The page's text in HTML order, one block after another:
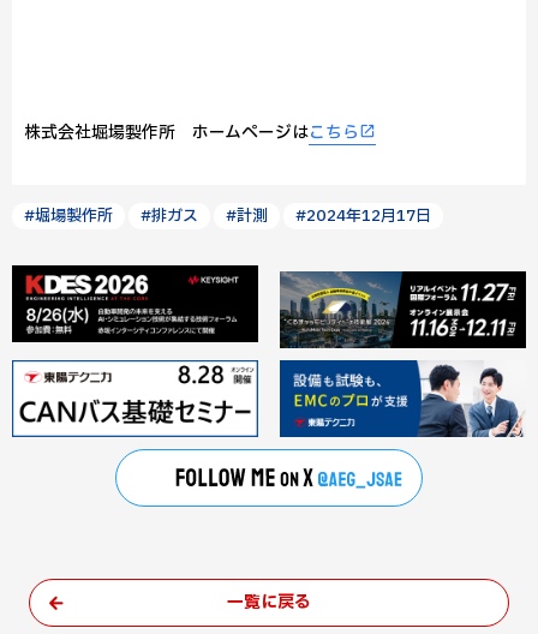
株式会社堀場製作所 ホームページはこちら
#堀場製作所 #排ガス #計測 #2024年12月17日
一覧に戻る